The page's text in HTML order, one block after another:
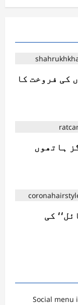
کی فروخت کا
ہاتھوں
کی
Social menu